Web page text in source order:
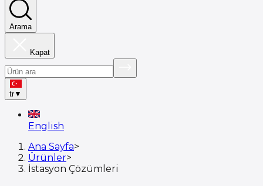
Arama
Kapat
tr▼
English
Ana Sayfa>
Ürünler>
İstasyon Çözümleri